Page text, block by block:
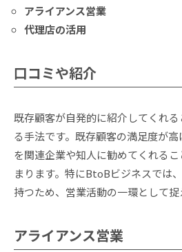
アライアンス営業
代理店の活用
口コミや紹介
既存顧客が自発的に紹介してくれ
る手法です。既存顧客の満足度が
を関連企業や知人に勧めてくれる
まります。特にBtoBビジネスでは
持つため、営業活動の一環として捉
アライアンス営業